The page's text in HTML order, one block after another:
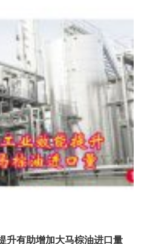
升有助增加大马棕油进口量